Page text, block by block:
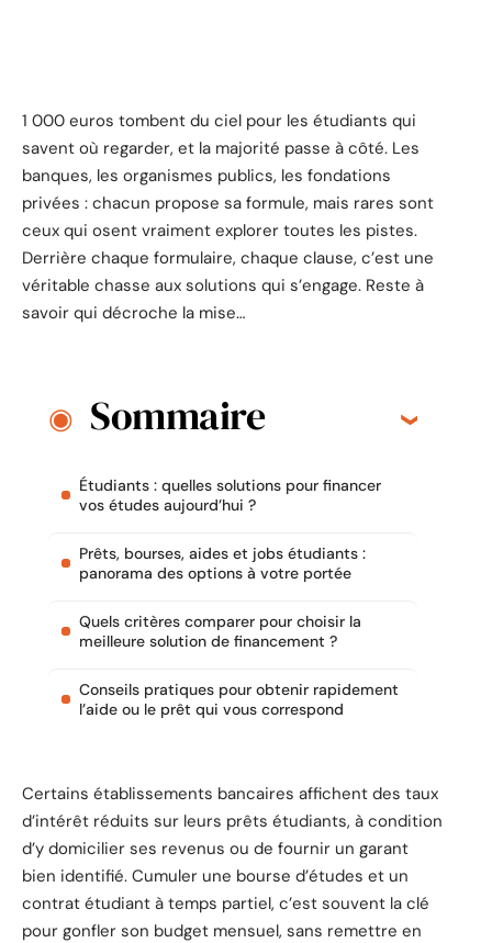
1 000 euros tombent du ciel pour les étudiants qui
savent où regarder, et la majorité passe à côté. Les
banques, les organismes publics, les fondations
privées : chacun propose sa formule, mais rares sont
ceux qui osent vraiment explorer toutes les pistes.
Derrière chaque formulaire, chaque clause, c’est une
véritable chasse aux solutions qui s’engage. Reste à
savoir qui décroche la mise…
Sommaire
Étudiants : quelles solutions pour financer
vos études aujourd’hui ?
Prêts, bourses, aides et jobs étudiants :
panorama des options à votre portée
Quels critères comparer pour choisir la
meilleure solution de financement ?
Conseils pratiques pour obtenir rapidement
l’aide ou le prêt qui vous correspond
Certains établissements bancaires affichent des taux
d’intérêt réduits sur leurs prêts étudiants, à condition
d’y domicilier ses revenus ou de fournir un garant
bien identifié. Cumuler une bourse d’études et un
contrat étudiant à temps partiel, c’est souvent la clé
pour gonfler son budget mensuel, sans remettre en